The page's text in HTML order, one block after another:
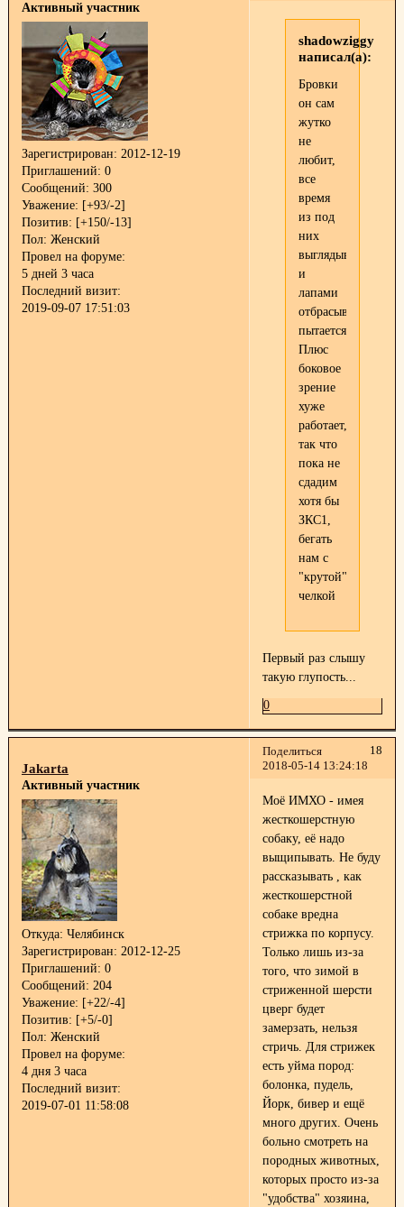
Активный участник
Зарегистрирован: 2012-12-19
Приглашений: 0
Сообщений: 300
Уважение: [+93/-2]
Позитив: [+150/-13]
Пол: Женский
Провел на форуме:
5 дней 3 часа
Последний визит:
2019-09-07 17:51:03
shadowziggy
написал(а):
Бровки
он сам
жутко
не
любит,
все
время
из под
них
выглядывает
и
лапами
отбрасывать
пытается.
Плюс
боковое
зрение
хуже
работает,
так что
пока не
сдадим
хотя бы
ЗКС1,
бегать
нам с
"крутой"
челкой
Первый раз слышу
такую глупость...
0
Поделиться
18
2018-05-14 13:24:18
Jakarta
Активный участник
Откуда: Челябинск
Зарегистрирован: 2012-12-25
Приглашений: 0
Сообщений: 204
Уважение: [+22/-4]
Позитив: [+5/-0]
Пол: Женский
Провел на форуме:
4 дня 3 часа
Последний визит:
2019-07-01 11:58:08
Моё ИМХО - имея
жесткошерстную
собаку, её надо
выщипывать. Не буду
рассказывать , как
жесткошерстной
собаке вредна
стрижка по корпусу.
Только лишь из-за
того, что зимой в
стриженной шерсти
цверг будет
замерзать, нельзя
стричь. Для стрижек
есть уйма пород:
болонка, пудель,
Йорк, бивер и ещё
много других. Очень
больно смотреть на
породных животных,
которых просто из-за
"удобства" хозяина,